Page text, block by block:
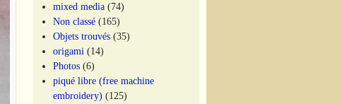
mixed media (74)
Non classé (165)
Objets trouvés (35)
origami (14)
Photos (6)
piqué libre (free machine
embroidery) (125)